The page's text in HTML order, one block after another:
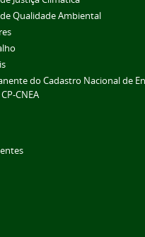
Qualidade Ambiental
do Cadastro Nacional de
CNEA